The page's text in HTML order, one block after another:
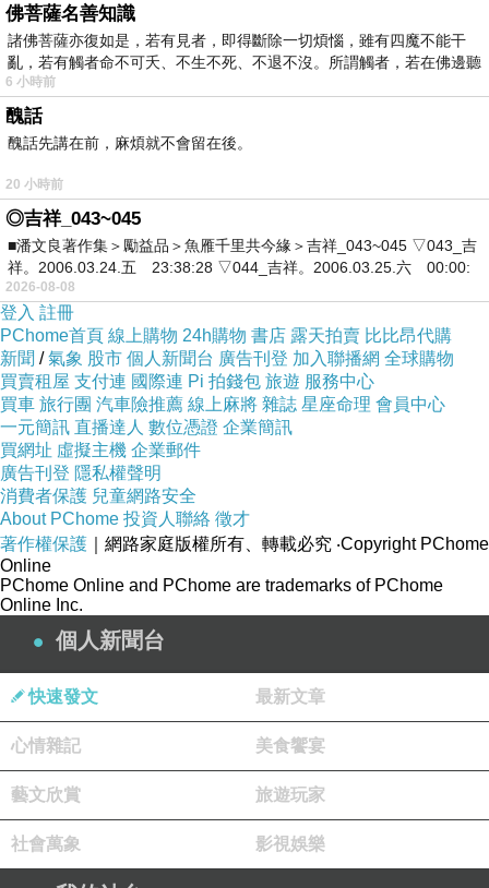
班丁醫師馬上開始使用胰島素治療，一星期
之後每日飲食熱量從889卡增加到 1220卡，再過
一星期增加到2200到2400卡，在5個星期內體重
將近增加5公斤。她在給母親的信中寫道:「我敢
說你會以為這是一則編造的故事
時都在增加中…..這真是一個奇蹟….班丁醫師帶
世界各地的醫師來多倫多看我，讓他們自己親
眼看這驚奇的發明帶來的效果，我真希望你能
看到他們翻閱我的病歷時臉部的表情，他們對
我的進步多麼的驚訝…」。
伊莉莎白在1929 年從伯納學院畢業，翌年和
一位年輕的律師結婚。每天注射胰島素，過健
康正常的生活，她前後生了三個小孩。
夏天仍舊耳聰目明，前往中國大陸從事為期六
週的旅遊。1981年 4月 日 突然因心臟病發作去
1923年 班丁
一半送給協助他的學生貝斯特，而麥克勞德教授
也將一半送給柯立普教授。
1941
醫師因飛機失事而與世長
辭，享年49
年世界糖尿病聯盟為了感謝
這位糖尿病病人救命的恩人，決定每年以班丁醫
師的生日
為世界糖尿病日。
佛菩薩名善知識
諸佛菩薩亦復如是，若有見者，即得斷除一切煩惱，雖有四魔不能干
亂，若有觸者命不可夭、不生不死、不退不沒。所謂觸者，若在佛邊聽
受
6 小時前
醜話
醜話先講在前，麻煩就不會留在後。
20 小時前
◎吉祥_043~045
■潘文良著作集＞勵益品＞魚雁千里共今緣＞吉祥_043~045 ▽043_吉
祥。2006.03.24.五 23:38:28 ▽044_吉祥。2006.03.25.六 00:00:
2026-08-08
登入 註冊
PChome首頁 線上購物 24h購物 書店 露天拍賣 比比昂代購
新聞 /氣象 股市 個人新聞台 廣告刊登 加入聯播網 全球購物
買賣租屋 支付連 國際連 Pi 拍錢包 旅遊 服務中心
買車 旅行團 汽車險推薦 線上麻將 雜誌 星座命理 會員中心
一元簡訊 直播達人 數位憑證 企業簡訊
買網址 虛擬主機 企業郵件
廣告刊登 隱私權聲明
消費者保護 兒童網路安全
About PChome 投資人聯絡 徵才
著作權保護 ｜網路家庭版權所有、轉載必究 ‧Copyright PChome
Online
PChome Online and PChome are trademarks of PChome
Online Inc.
個人新聞台
快速發文 最新文章
心情雜記 美食饗宴
藝文欣賞 旅遊玩家
社會萬象 影視娛樂